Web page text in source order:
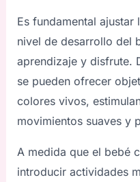
Es fundamental ajustar
nivel de desarrollo del
aprendizaje y disfrute.
se pueden ofrecer
colores vivos,
movimientos suaves y
A medida que el bebé
introducir actividades